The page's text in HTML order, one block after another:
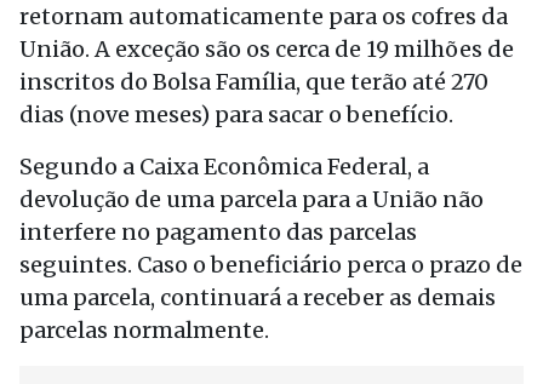
retornam automaticamente para os cofres da
União. A exceção são os cerca de 19 milhões de
inscritos do Bolsa Família, que terão até 270
dias (nove meses) para sacar o benefício.
Segundo a Caixa Econômica Federal, a
devolução de uma parcela para a União não
interfere no pagamento das parcelas
seguintes. Caso o beneficiário perca o prazo de
uma parcela, continuará a receber as demais
parcelas normalmente.